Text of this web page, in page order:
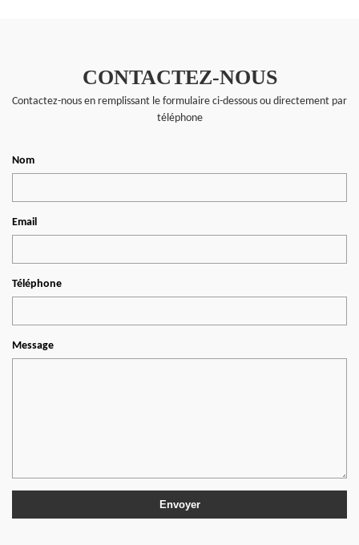
CONTACTEZ-NOUS
Contactez-nous en remplissant le formulaire ci-dessous ou directement par
téléphone
Nom
Email
Téléphone
Message